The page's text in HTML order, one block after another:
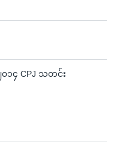
၁၄ CPJ သတင်း